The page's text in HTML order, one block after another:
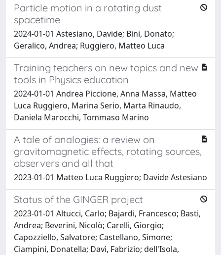
Particle motion in a rotating dust
spacetime
2024-01-01 Astesiano, Davide; Bini, Donato;
Geralico, Andrea; Ruggiero, Matteo Luca
Training teachers on new topics and new
tools in Physics education
2024-01-01 Andrea Piccione, Anna Massa, Matteo
Luca Ruggiero, Marina Serio, Marta Rinaudo,
Daniela Marocchi, Tommaso Marino
A tale of analogies: a review on
gravitomagnetic effects, rotating sources,
observers and all that
2023-01-01 Matteo Luca Ruggiero; Davide Astesiano
Status of the GINGER project
2023-01-01 Altucci, Carlo; Bajardi, Francesco; Basti,
Andrea; Beverini, Nicolò; Carelli, Giorgio;
Capozziello, Salvatore; Castellano, Simone;
Ciampini, Donatella; Davì, Fabrizio; dell'Isola,